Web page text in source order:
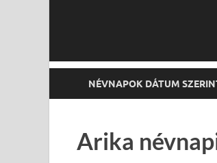
NÉVNAPOK DÁTUM
Arika